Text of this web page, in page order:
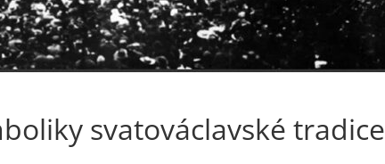
svatováclavské tradice